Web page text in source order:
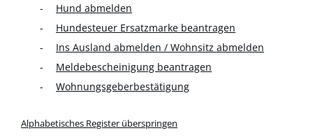
Hund abmelden
Hundesteuer Ersatzmarke beantragen
Ins Ausland abmelden / Wohnsitz abmelden
Meldebescheinigung beantragen
Wohnungsgeberbestätigung
Alphabetisches Register überspringen